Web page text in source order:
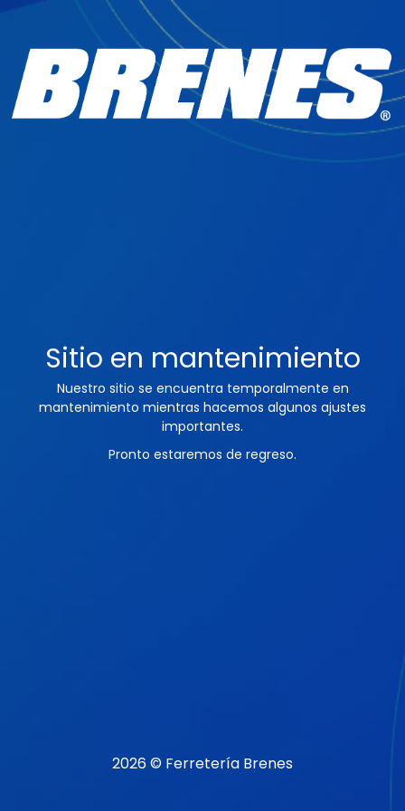
Sitio en mantenimiento
Nuestro sitio se encuentra temporalmente en
mantenimiento mientras hacemos algunos ajustes
importantes.
Pronto estaremos de regreso.
2026 © Ferretería Brenes